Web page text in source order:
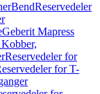
BendReservedeler
Geberit Mapress
Reservedeler for
for T-